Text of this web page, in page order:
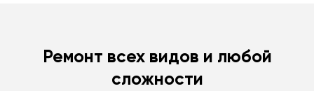
Ремонт всех видов и любой
сложности